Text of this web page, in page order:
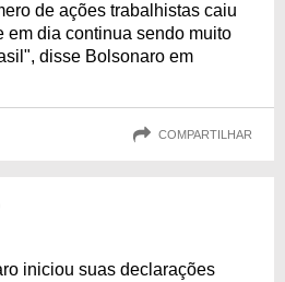
de ações trabalhistas caiu
em dia continua sendo muito
disse Bolsonaro em
COMPARTILHAR
iniciou suas declarações